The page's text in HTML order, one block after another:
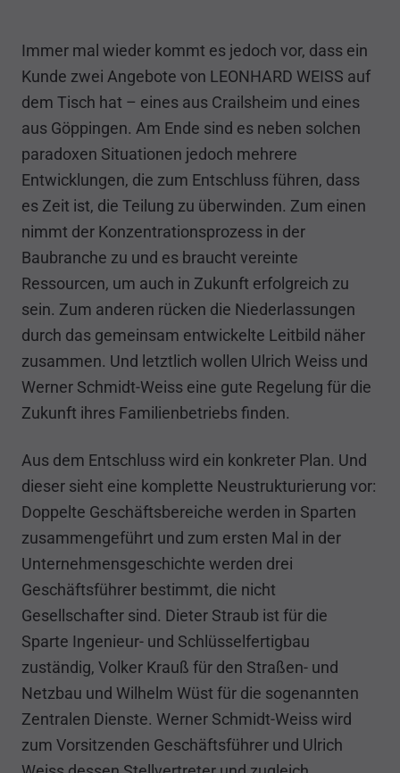
Immer mal wieder kommt es jedoch vor, dass ein
Kunde zwei Angebote von LEONHARD WEISS auf
dem Tisch hat – eines aus Crailsheim und eines
aus Göppingen. Am Ende sind es neben solchen
paradoxen Situationen jedoch mehrere
Entwicklungen, die zum Entschluss führen, dass
es Zeit ist, die Teilung zu überwinden. Zum einen
nimmt der Konzentrationsprozess in der
Baubranche zu und es braucht vereinte
Ressourcen, um auch in Zukunft erfolgreich zu
sein. Zum anderen rücken die Niederlassungen
durch das gemeinsam entwickelte Leitbild näher
zusammen. Und letztlich wollen Ulrich Weiss und
Werner Schmidt-Weiss eine gute Regelung für die
Zukunft ihres Familienbetriebs finden.
Aus dem Entschluss wird ein konkreter Plan. Und
dieser sieht eine komplette Neustrukturierung vor:
Doppelte Geschäftsbereiche werden in Sparten
zusammengeführt und zum ersten Mal in der
Unternehmensgeschichte werden drei
Geschäftsführer bestimmt, die nicht
Gesellschafter sind. Dieter Straub ist für die
Sparte Ingenieur- und Schlüsselfertigbau
zuständig, Volker Krauß für den Straßen- und
Netzbau und Wilhelm Wüst für die sogenannten
Zentralen Dienste. Werner Schmidt-Weiss wird
zum Vorsitzenden Geschäftsführer und Ulrich